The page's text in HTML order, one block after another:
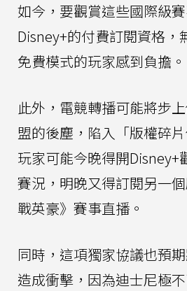
如今，要觀賞這些國際級
Disney+的付費訂閱資格，
免費模式的玩家感到負擔。
此外，電競轉播可能將步
盟的後塵，陷入「版權碎
玩家可能今晚得開Disney+
賽況，明晚又得訂閱另一
戰英豪》賽事直播。
同時，這項獨家協議也預
造成衝擊，因為迪士尼極